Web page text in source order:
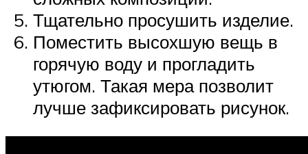
Тщательно просушить изделие.
Поместить высохшую вещь в
горячую воду и прогладить
утюгом. Такая мера позволит
лучше зафиксировать рисунок.